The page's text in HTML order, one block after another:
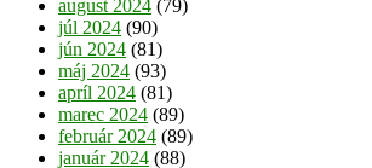
august 2024 (79)
júl 2024 (90)
jún 2024 (81)
máj 2024 (93)
apríl 2024 (81)
marec 2024 (89)
február 2024 (89)
január 2024 (88)